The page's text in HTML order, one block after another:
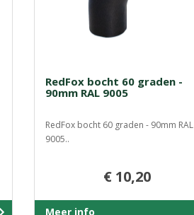
RedFox bocht 60 graden -
90mm RAL 9005
RedFox bocht 60 graden - 90mm RAL
9005..
€ 10,20
Meer info